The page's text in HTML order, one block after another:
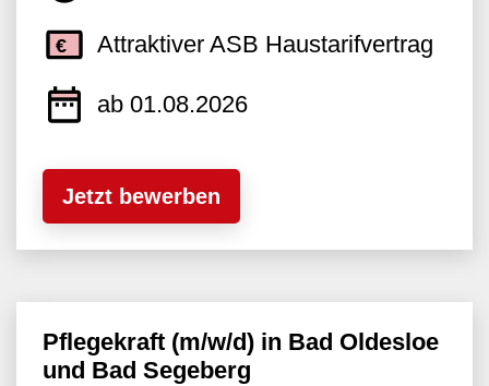
Attraktiver ASB Haustarifvertrag
ab 01.08.2026
Jetzt bewerben
Pflegekraft (m/w/d) in Bad Oldesloe
und Bad Segeberg